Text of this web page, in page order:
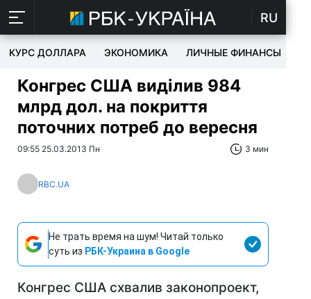
RU
КУРС ДОЛЛАРА ЭКОНОМИКА ЛИЧНЫЕ ФИНАНСЫ
Конгрес США виділив 984
млрд дол. на покриття
поточних потреб до вересня
09:55 25.03.2013 Пн 3 мин
RBC.UA
Не трать время на шум! Читай только
суть из РБК-Украина в Google
Конгрес США схвалив законопроект,